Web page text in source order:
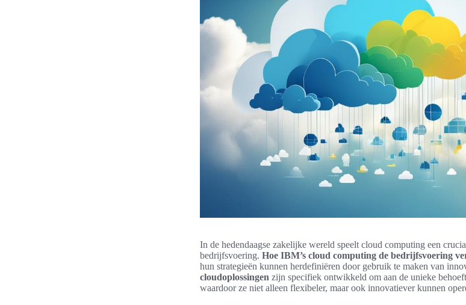
In de hedendaagse zakelijke wereld speelt cloud computing een
bedrijfsvoering. Hoe IBM’s cloud computing de bedrijfsvoering
hun strategieën kunnen herdefiniëren door gebruik te maken van
cloudoplossingen zijn specifiek ontwikkeld om aan de unieke
waardoor ze niet alleen flexibeler, maar ook innovatiever kunnen